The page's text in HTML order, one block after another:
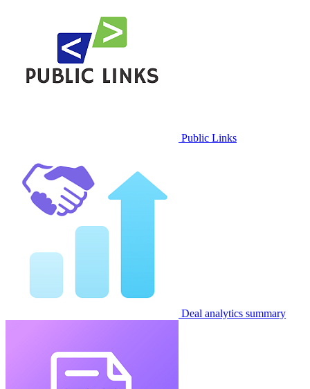
Public Links
Deal analytics summary